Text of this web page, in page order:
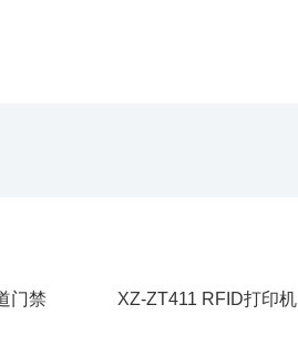
门禁 XZ-ZT411 RFID打印机